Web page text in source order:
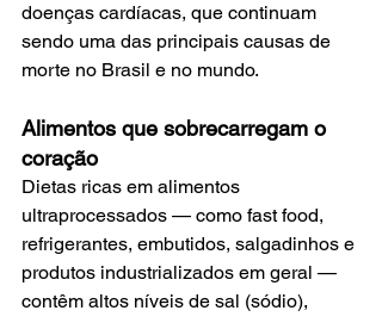
doenças cardíacas, que continuam
sendo uma das principais causas de
morte no Brasil e no mundo.
Alimentos que sobrecarregam o
coração
Dietas ricas em alimentos
ultraprocessados — como fast food,
refrigerantes, embutidos, salgadinhos e
produtos industrializados em geral —
contêm altos níveis de sal (sódio),